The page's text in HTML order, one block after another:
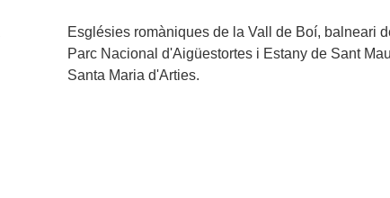
Esglésies romàniques de la Vall de Boí, balneari
Parc Nacional d'Aigüestortes i Estany de Sant
Santa Maria d'Arties.